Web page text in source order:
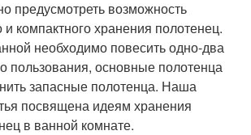
предусмотреть возможность
компактного хранения полотенец.
необходимо повесить одно-два
пользования, основные полотенца
запасные полотенца. Наша
посвящена идеям хранения
в ванной комнате.